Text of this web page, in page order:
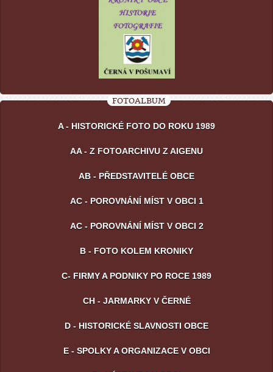
FOTOALBUM
A - HISTORICKÉ FOTO DO ROKU 1989
AA - Z FOTOARCHIVU Z AIGENU
AB - PŘEDSTAVITELÉ OBCE
AC - POROVNÁNÍ MÍST V OBCI 1
AC - POROVNÁNÍ MÍST V OBCI 2
B - FOTO KOLEM KRONIKY
C- FIRMY A PODNIKY PO ROCE 1989
CH - JARMARKY V ČERNÉ
D - HISTORICKÉ SLAVNOSTI OBCE
E - SPOLKY A ORGANIZACE V OBCI